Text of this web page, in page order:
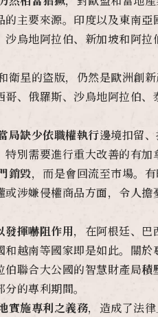
主要來源。印度以及東南
烏地阿拉伯、新加坡和阿
衛星的盜版，仍然是歐洲創
、俄羅斯、沙烏地阿拉伯
局缺少依職權執行邊境扣留
別需要進行重大改善的有加
銷毀，而是會回流至市場。
或涉嫌侵權商品方面，令人
發揮嚇阻作用，在阿根廷、巴
越南等國家即是如此。關於
聯合大公國的智慧財產局積
的專利期間。
實施專利之義務，造成了法